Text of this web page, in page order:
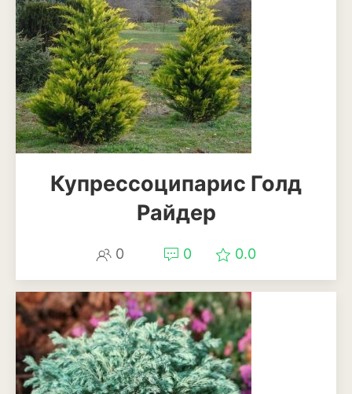
Крыжовник
Лимоны
Малина
Мандарины
Миндаль
Облепиха
Смородина
Фундук или лещина
Хурма
Черешня
Купрессоципарис Голд
Райдер
0 0 0.0